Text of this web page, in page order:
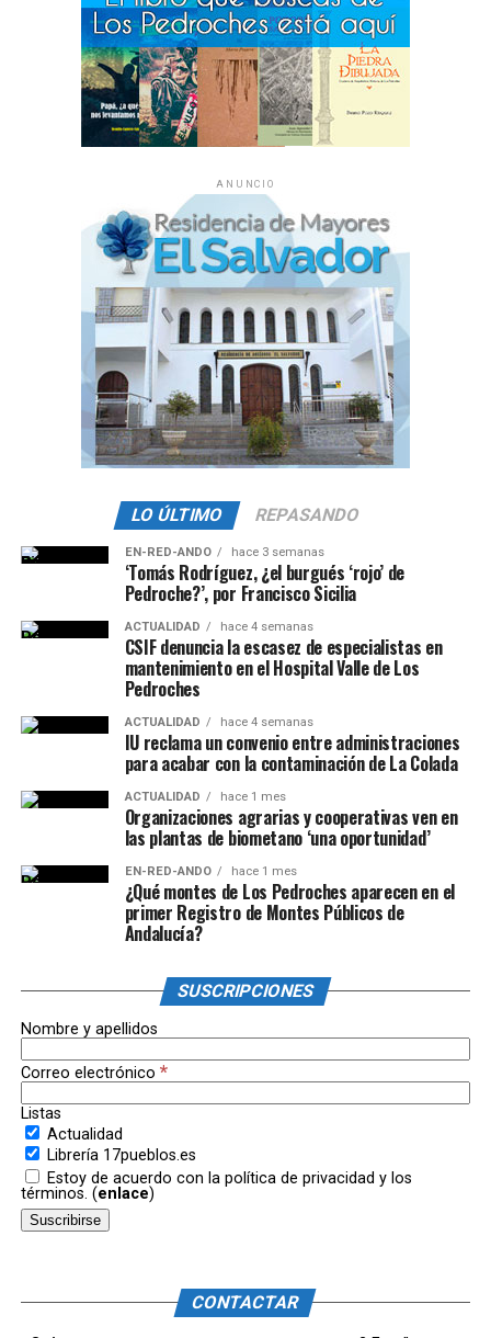
ANUNCIO
LO ÚLTIMO REPASANDO
EN-RED-ANDO hace 3 semanas
‘Tomás Rodríguez, ¿el burgués ‘rojo’ de
Pedroche?’, por Francisco Sicilia
ACTUALIDAD hace 4 semanas
CSIF denuncia la escasez de especialistas en
mantenimiento en el Hospital Valle de Los
Pedroches
ACTUALIDAD hace 4 semanas
IU reclama un convenio entre administraciones
para acabar con la contaminación de La Colada
ACTUALIDAD hace 1 mes
Organizaciones agrarias y cooperativas ven en
las plantas de biometano ‘una oportunidad’
EN-RED-ANDO hace 1 mes
¿Qué montes de Los Pedroches aparecen en el
primer Registro de Montes Públicos de
Andalucía?
SUSCRIPCIONES
Nombre y apellidos
Correo electrónico *
Listas
Actualidad
Librería 17pueblos.es
Estoy de acuerdo con la política de privacidad y los
términos. (enlace)
CONTACTAR